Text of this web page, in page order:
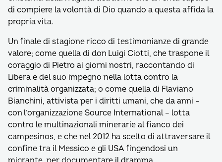
di compiere la volontà di Dio quando a questa affida la
propria vita.
Un finale di stagione ricco di testimonianze di grande
valore; come quella di don Luigi Ciotti, che traspone il
coraggio di Pietro ai giorni nostri, raccontando di
Libera e del suo impegno nella lotta contro la
criminalità organizzata; o come quella di Flaviano
Bianchini, attivista per i diritti umani, che da anni –
con l’organizzazione Source International – lotta
contro le multinazionali minerarie al fianco dei
campesinos, e che nel 2012 ha scelto di attraversare il
confine tra il Messico e gli USA fingendosi un